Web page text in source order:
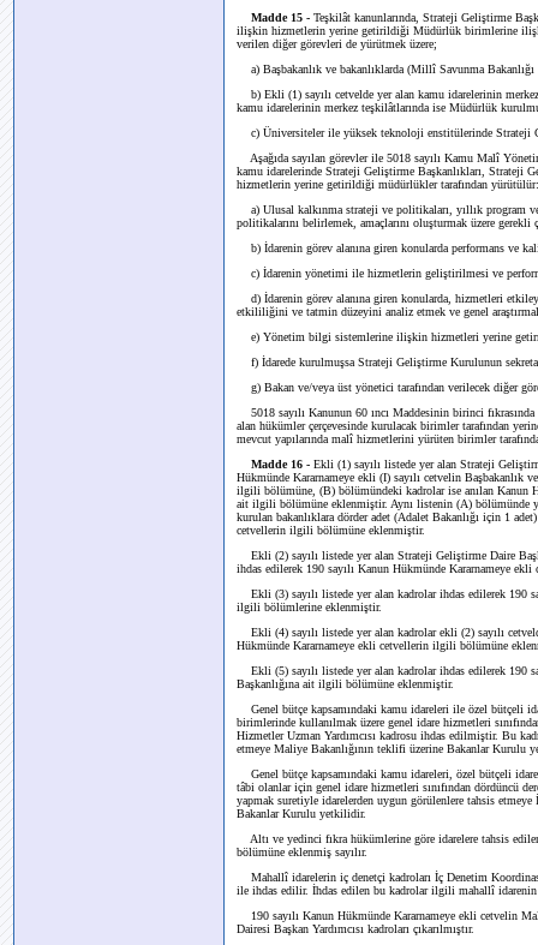
Madde 15 - Teşkilât kanunlarında, Strateji Geliştirme
ilişkin hizmetlerin yerine getirildiği Müdürlük birimlerine
verilen diğer görevleri de yürütmek üzere;
a) Başbakanlık ve bakanlıklarda (Millî Savunma
b) Ekli (1) sayılı cetvelde yer alan kamu idarelerinin
kamu idarelerinin merkez teşkilâtlarında ise Müdürlük
c) Üniversiteler ile yüksek teknoloji enstitülerinde Strateji
Aşağıda sayılan görevler ile 5018 sayılı Kamu Malî
kamu idarelerinde Strateji Geliştirme Başkanlıkları, Strateji
hizmetlerin yerine getirildiği müdürlükler tarafından yürütülür:
a) Ulusal kalkınma strateji ve politikaları, yıllık program
politikalarını belirlemek, amaçlarını oluşturmak üzere gerekli
b) İdarenin görev alanına giren konularda performans ve
c) İdarenin yönetimi ile hizmetlerin geliştirilmesi ve
d) İdarenin görev alanına giren konularda, hizmetleri
etkililiğini ve tatmin düzeyini analiz etmek ve genel
e) Yönetim bilgi sistemlerine ilişkin hizmetleri yerine
f) İdarede kurulmuşsa Strateji Geliştirme Kurulunun
g) Bakan ve/veya üst yönetici tarafından verilecek diğer
5018 sayılı Kanunun 60 ıncı Maddesinin birinci
alan hükümler çerçevesinde kurulacak birimler tarafından
mevcut yapılarında malî hizmetlerini yürüten birimler
Madde 16 - Ekli (1) sayılı listede yer alan Strateji
Hükmünde Kararnameye ekli (I) sayılı cetvelin Başbakanlık
ilgili bölümüne, (B) bölümündeki kadrolar ise anılan Kanun
ait ilgili bölümüne eklenmiştir. Aynı listenin (A) bölümünde
kurulan bakanlıklara dörder adet (Adalet Bakanlığı için 1
cetvellerin ilgili bölümüne eklenmiştir.
Ekli (2) sayılı listede yer alan Strateji Geliştirme Daire
ihdas edilerek 190 sayılı Kanun Hükmünde Kararnameye
Ekli (3) sayılı listede yer alan kadrolar ihdas edilerek 190
ilgili bölümlerine eklenmiştir.
Ekli (4) sayılı listede yer alan kadrolar ekli (2) sayılı
Hükmünde Kararnameye ekli cetvellerin ilgili bölümüne
Ekli (5) sayılı listede yer alan kadrolar ihdas edilerek 190
Başkanlığına ait ilgili bölümüne eklenmiştir.
Genel bütçe kapsamındaki kamu idareleri ile özel bütçeli
birimlerinde kullanılmak üzere genel idare hizmetleri
Hizmetler Uzman Yardımcısı kadrosu ihdas edilmiştir. Bu
etmeye Maliye Bakanlığının teklifi üzerine Bakanlar Kurulu
Genel bütçe kapsamındaki kamu idareleri, özel bütçeli
tâbi olanlar için genel idare hizmetleri sınıfından dördüncü
yapmak suretiyle idarelerden uygun görülenlere tahsis
Bakanlar Kurulu yetkilidir.
Altı ve yedinci fıkra hükümlerine göre idarelere tahsis
bölümüne eklenmiş sayılır.
Mahallî idarelerin iç denetçi kadroları İç Denetim
ile ihdas edilir. İhdas edilen bu kadrolar ilgili mahallî idarenin
190 sayılı Kanun Hükmünde Kararnameye ekli cetvelin
Dairesi Başkan Yardımcısı kadroları çıkarılmıştır.